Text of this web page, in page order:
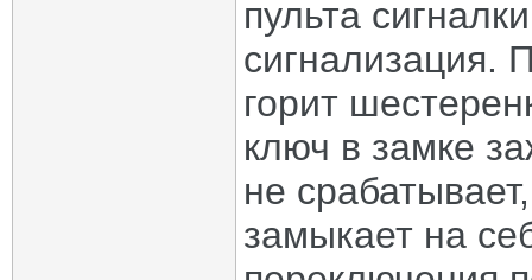
пульта
сигнализация.
горит
ключ в замке
не
замыкает на